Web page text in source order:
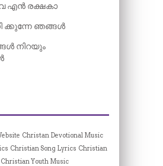
എൻ രക്ഷകാ
ക്കുന്നേ ഞങ്ങൾ
നിറയും
Christan Devotional Music
Christian Song Lyrics Christian
Christian Youth Music